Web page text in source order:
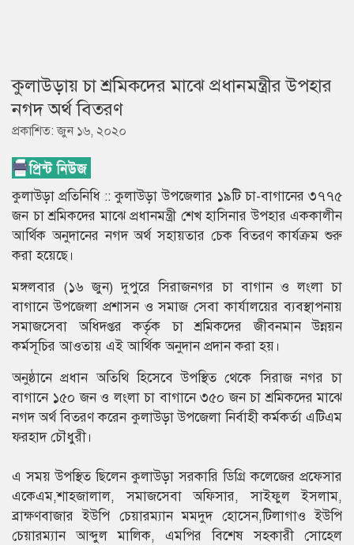
কুলাউড়ায় চা শ্রমিকদের মাঝে প্রধানমন্ত্রীর উপহার
নগদ অর্থ বিতরণ
প্রকাশিত: জুন ১৬, ২০২০
কুলাউড়া প্রতিনিধি :: কুলাউড়া উপজেলার ১৯টি চা-বাগানের ৩৭৭৫
জন চা শ্রমিকদের মাঝে প্রধানমন্ত্রী শেখ হাসিনার উপহার এককালীন
আর্থিক অনুদানের নগদ অর্থ সহায়তার চেক বিতরণ কার্যক্রম শুরু
করা হয়েছে।
মঙ্গলবার (১৬ জুন) দুপুরে সিরাজনগর চা বাগান ও লংলা চা
বাগানে উপজেলা প্রশাসন ও সমাজ সেবা কার্যালয়ের ব্যবস্থাপনায়
সমাজসেবা অধিদপ্তর কর্তৃক চা শ্রমিকদের জীবনমান উন্নয়ন
কর্মসূচির আওতায় এই আর্থিক অনুদান প্রদান করা হয়।
অনুষ্ঠানে প্রধান অতিথি হিসেবে উপস্থিত থেকে সিরাজ নগর চা
বাগানে ১৫০ জন ও লংলা চা বাগানে ৩৫০ জন চা শ্রমিকদের মাঝে
নগদ অর্থ বিতরণ করেন কুলাউড়া উপজেলা নির্বাহী কর্মকর্তা এটিএম
ফরহাদ চৌধুরী।
এ সময় উপস্থিত ছিলেন কুলাউড়া সরকারি ডিগ্রি কলেজের প্রফেসার
একেএম,শাহজালাল, সমাজসেবা অফিসার, সাইফুল ইসলাম,
ব্রাক্ষণবাজার ইউপি চেয়ারম্যান মমদুদ হোসেন,টিলাগাও ইউপি
চেয়ারম্যান আব্দুল মালিক, এমপির বিশেষ সহকারী সোহেল